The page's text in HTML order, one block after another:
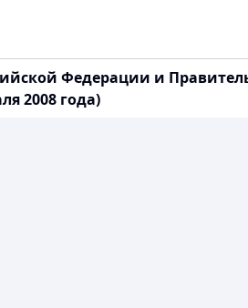
Федерации и
2008 года)